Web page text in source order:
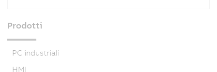
Prodotti
PC industriali
HMI